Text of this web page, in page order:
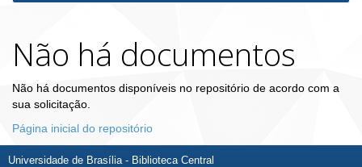
Não há documentos
Não há documentos disponíveis no repositório de acordo com a
sua solicitação.
Página inicial do repositório
Universidade de Brasília - Biblioteca Central